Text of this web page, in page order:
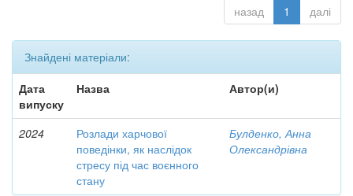
назад 1 далі
Знайдені матеріали:
Дата
випуску
Назва Автор(и)
2024
Розлади харчової
поведінки, як наслідок
стресу під час воєнного
стану
Булденко, Анна
Олександрівна